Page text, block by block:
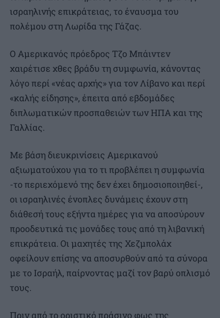
ισραηλινής επικράτειας, το έναυσμα του
πολέμου στη Λωρίδα της Γάζας.
Ο Αμερικανός πρόεδρος Τζο Μπάιντεν
χαιρέτισε χθες βράδυ τη συμφωνία, κάνοντας
λόγο περί «νέας αρχής» για τον Λίβανο και περί
«καλής είδησης», έπειτα από εβδομάδες
διπλωματικών προσπαθειών των ΗΠΑ και της
Γαλλίας.
Με βάση διευκρινίσεις Αμερικανού
αξιωματούχου για το τι προβλέπει η συμφωνία
-το περιεχόμενό της δεν έχει δημοσιοποιηθεί-,
οι ισραηλινές ένοπλες δυνάμεις έχουν στη
διάθεσή τους εξήντα ημέρες για να αποσύρουν
προοδευτικά τις μονάδες τους από τη λιβανική
επικράτεια. Οι μαχητές της Χεζμπολάχ
οφείλουν επίσης να αποσυρθούν από τα σύνορα
με το Ισραήλ, παίρνοντας μαζί τον βαρύ οπλισμό
τους.
Πριν από το οριστικό πράσινο φως της